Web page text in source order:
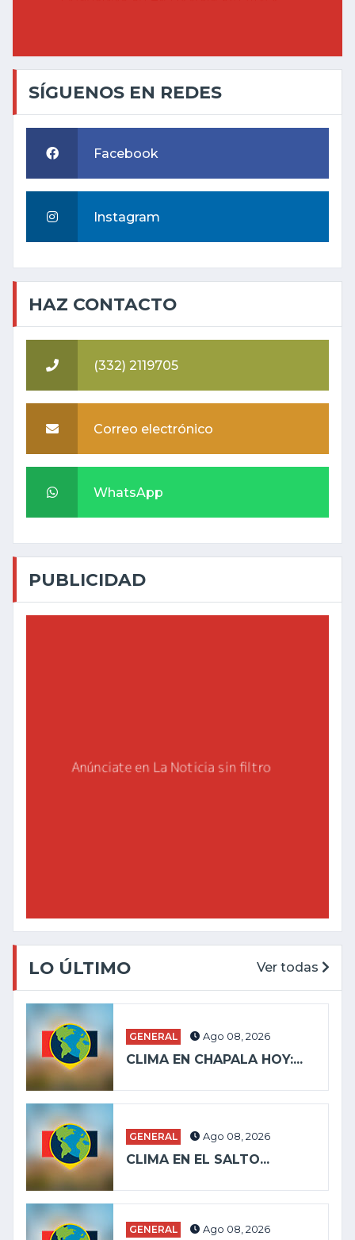
SÍGUENOS EN REDES
Facebook
Instagram
HAZ CONTACTO
(332) 2119705
Correo electrónico
WhatsApp
PUBLICIDAD
LO ÚLTIMO Ver todas
GENERAL Ago 08, 2026
CLIMA EN CHAPALA HOY:...
GENERAL Ago 08, 2026
CLIMA EN EL SALTO...
GENERAL Ago 08, 2026